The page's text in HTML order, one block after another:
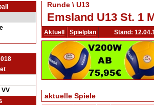
Runde \ U13
Emsland U13 St. 1
Aktuell Spielplan Stand:
aktuelle Spiele